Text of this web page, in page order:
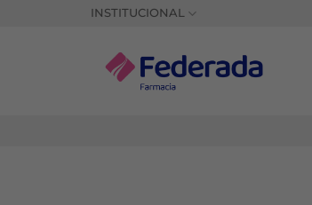
INSTITUCIONAL